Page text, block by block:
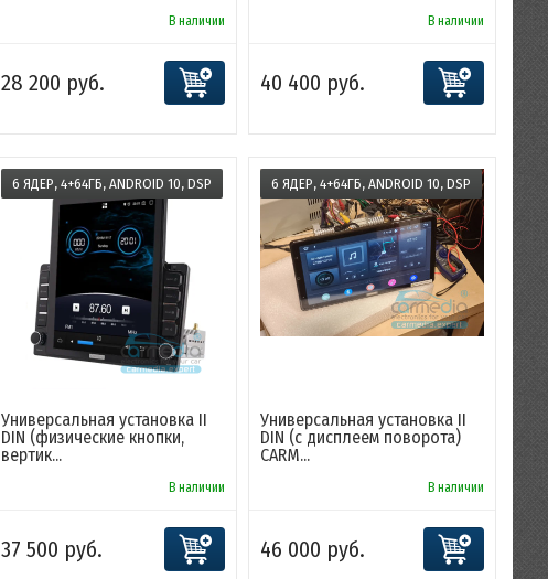
В наличии
28 200 руб.
В наличии
40 400 руб.
6 ЯДЕР, 4+64ГБ, ANDROID 10, DSP
Универсальная установка II
DIN (физические кнопки,
вертик...
В наличии
37 500 руб.
6 ЯДЕР, 4+64ГБ, ANDROID 10, DSP
Универсальная установка II
DIN (с дисплеем поворота)
CARM...
В наличии
46 000 руб.